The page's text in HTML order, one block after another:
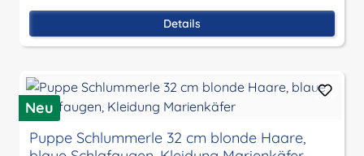
Details
Neu
Puppe Schlummerle 32 cm blonde Haare,